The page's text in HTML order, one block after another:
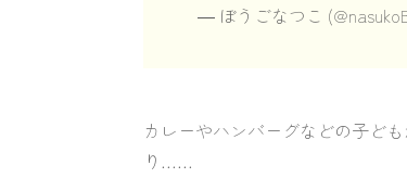
— ぼうごなつこ
カレーやハンバーグなどの子ど
り……